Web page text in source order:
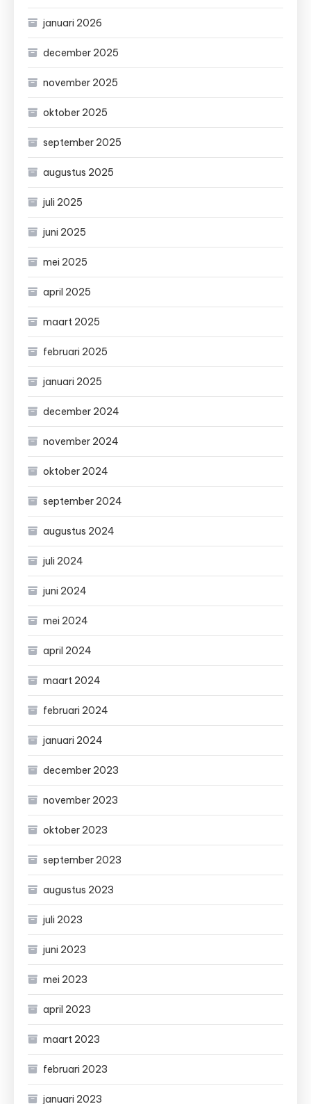
januari 2026
december 2025
november 2025
oktober 2025
september 2025
augustus 2025
juli 2025
juni 2025
mei 2025
april 2025
maart 2025
februari 2025
januari 2025
december 2024
november 2024
oktober 2024
september 2024
augustus 2024
juli 2024
juni 2024
mei 2024
april 2024
maart 2024
februari 2024
januari 2024
december 2023
november 2023
oktober 2023
september 2023
augustus 2023
juli 2023
juni 2023
mei 2023
april 2023
maart 2023
februari 2023
januari 2023